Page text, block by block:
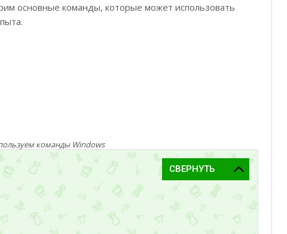
основные команды, которые может использовать
команды Windows